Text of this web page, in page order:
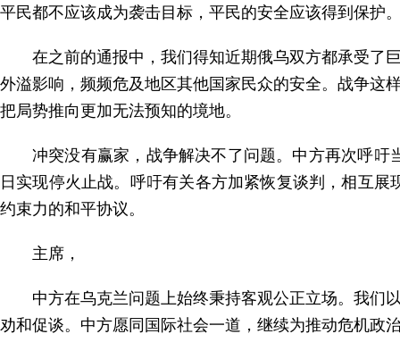
平民都不应该成为袭击目标，平民的安全应该得到保护
在之前的通报中，我们得知近期俄乌双方都承受了
外溢影响，频频危及地区其他国家民众的安全。战争这
把局势推向更加无法预知的境地。
冲突没有赢家，战争解决不了问题。中方再次呼
日实现停火止战。呼吁有关各方加紧恢复谈判，相互
约束力的和平协议。
主席，
中方在乌克兰问题上始终秉持客观公正立场。我们
劝和促谈。中方愿同国际社会一道，继续为推动危机政